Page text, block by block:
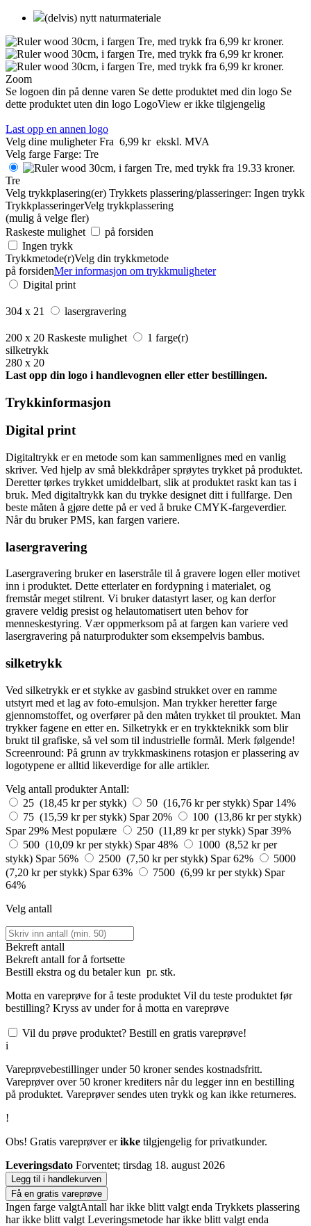
(delvis) nytt naturmateriale
Zoom
Se logoen din på denne varen Se dette produktet med din logo Se
dette produktet uten din logo LogoView er ikke tilgjengelig
Last opp en annen logo
Velg dine muligheter Fra 6,99 kr ekskl. MVA
Velg farge Farge: Tre
Tre
Velg trykkplasering(er) Trykkets plassering/plasseringer: Ingen trykk
TrykkplasseringerVelg trykkplassering
(mulig å velge fler)
Raskeste mulighet
på forsiden
Ingen trykk
Trykkmetode(r)Velg din trykkmetode
på forsidenMer informasjon om trykkmuligheter
Digital print
304 x 21 lasergravering
200 x 20 Raskeste mulighet
1 farge(r)
silketrykk
280 x 20
Last opp din logo i handlevognen eller etter bestillingen.
Trykkinformasjon
Digital print
Digitaltrykk er en metode som kan sammenlignes med en vanlig
skriver. Ved hjelp av små blekkdråper sprøytes trykket på produktet.
Deretter tørkes trykket umiddelbart, slik at produktet raskt kan tas i
bruk. Med digitaltrykk kan du trykke designet ditt i fullfarge. Den
beste måten å gjøre dette på er ved å bruke CMYK-fargeverdier.
Når du bruker PMS, kan fargen variere.
lasergravering
Lasergravering bruker en laserstråle til å gravere logen eller motivet
inn i produktet. Dette etterlater en fordypning i materialet, og
fremstår meget stilrent. Vi bruker datastyrt laser, og kan derfor
gravere veldig presist og helautomatisert uten behov for
menneskestyring. Vær oppmerksom på at fargen kan variere ved
lasergravering på naturprodukter som eksempelvis bambus.
silketrykk
Ved silketrykk er et stykke av gasbind strukket over en ramme
utstyrt med et lag av foto-emulsjon. Man trykker heretter farge
gjennomstoffet, og overfører på den måten trykket til prouktet. Man
trykker fagene en etter en. Silketrykk er en trykkteknikk som blir
brukt til grafiske, så vel som til industrielle formål. Merk følgende!
Screenround: På grunn av trykkmaskinens rotasjon er plassering av
logotypene er alltid likeverdige for alle artikler.
Velg antall produkter Antall:
25 (18,45 kr per stykk)
50 (16,76 kr per stykk) Spar 14%
75 (15,59 kr per stykk) Spar 20%
100 (13,86 kr per stykk)
Spar 29% Mest populære 250 (11,89 kr per stykk) Spar 39%
500 (10,09 kr per stykk) Spar 48%
1000 (8,52 kr per
stykk) Spar 56% 2500 (7,50 kr per stykk) Spar 62%
5000
(7,20 kr per stykk) Spar 63% 7500 (6,99 kr per stykk) Spar
64%
Velg antall
Bekreft antall
Bekreft antall for å fortsette
Bestill ekstra og du betaler kun pr. stk.
Motta en vareprøve for å teste produktet Vil du teste produktet før
bestilling? Kryss av under for å motta en vareprøve
Vil du prøve produktet? Bestill en gratis vareprøve!
i
Vareprøvebestillinger under 50 kroner sendes kostnadsfritt.
Vareprøver over 50 kroner krediters når du legger inn en bestilling
på produktet. Vareprøver sendes uten trykk og kan ikke returneres.
!
Obs! Gratis vareprøver erikke tilgjengelig for privatkunder.
Leveringsdato Forventet; tirsdag 18. august 2026
Legg til i handlekurven
Få en gratis vareprøve
Ingen farge valgtAntall har ikke blitt valgt enda Trykkets plassering
har ikke blitt valgt Leveringsmetode har ikke blitt valgt enda